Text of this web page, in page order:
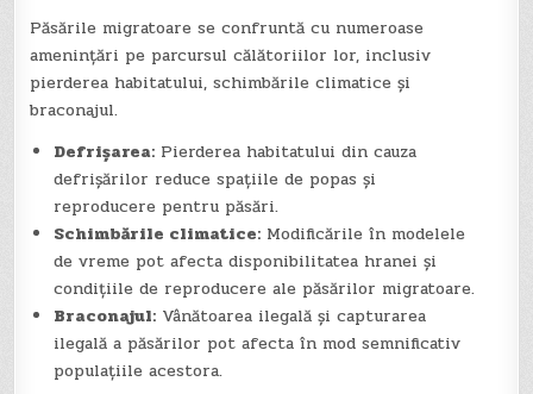
Păsările migratoare se confruntă cu numeroase
amenințări pe parcursul călătoriilor lor, inclusiv
pierderea habitatului, schimbările climatice și
braconajul.
Defrișarea: Pierderea habitatului din cauza
defrișărilor reduce spațiile de popas și
reproducere pentru păsări.
Schimbările climatice: Modificările în modelele
de vreme pot afecta disponibilitatea hranei și
condițiile de reproducere ale păsărilor migratoare.
Braconajul: Vânătoarea ilegală și capturarea
ilegală a păsărilor pot afecta în mod semnificativ
populațiile acestora.